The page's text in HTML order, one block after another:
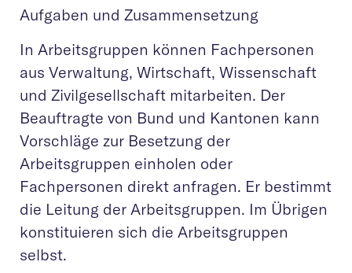
Aufgaben und Zusammensetzung
In Arbeitsgruppen können Fachpersonen
aus Verwaltung, Wirtschaft, Wissenschaft
und Zivilgesellschaft mitarbeiten. Der
Beauftragte von Bund und Kantonen kann
Vorschläge zur Besetzung der
Arbeitsgruppen einholen oder
Fachpersonen direkt anfragen. Er bestimmt
die Leitung der Arbeitsgruppen. Im Übrigen
konstituieren sich die Arbeitsgruppen
selbst.